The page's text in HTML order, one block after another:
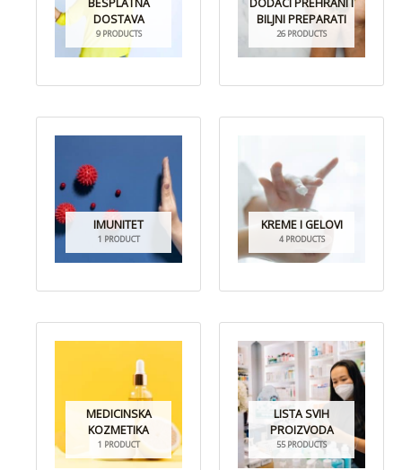
BESPLATNA
DOSTAVA
9 PRODUCTS
DODACI PREHRANI I
BILJNI PREPARATI
26 PRODUCTS
IMUNITET
1 PRODUCT
KREME I GELOVI
4 PRODUCTS
MEDICINSKA
KOZMETIKA
1 PRODUCT
LISTA SVIH
PROIZVODA
55 PRODUCTS